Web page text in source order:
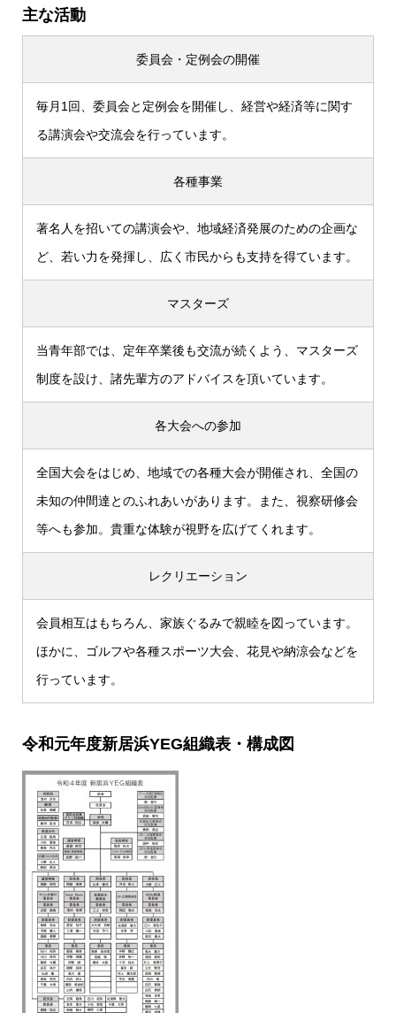
主な活動
委員会・定例会の開催
毎月1回、委員会と定例会を開催し、経営や経済等に関す
る講演会や交流会を行っています。
各種事業
著名人を招いての講演会や、地域経済発展のための企画な
ど、若い力を発揮し、広く市民からも支持を得ています。
マスターズ
当青年部では、定年卒業後も交流が続くよう、マスターズ
制度を設け、諸先輩方のアドバイスを頂いています。
各大会への参加
全国大会をはじめ、地域での各種大会が開催され、全国の
未知の仲間達とのふれあいがあります。また、視察研修会
等へも参加。貴重な体験が視野を広げてくれます。
レクリエーション
会員相互はもちろん、家族ぐるみで親睦を図っています。
ほかに、ゴルフや各種スポーツ大会、花見や納涼会などを
行っています。
令和元年度新居浜YEG組織表・構成図